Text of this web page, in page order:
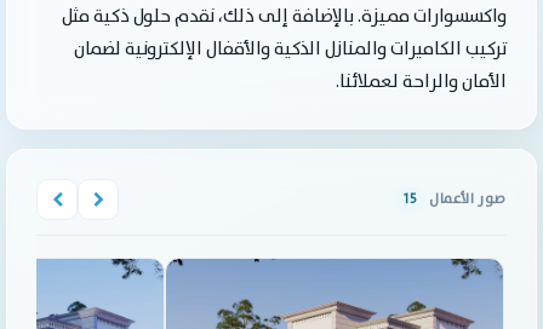
واكسسوارات مميزة. بالإضافة إلى ذلك، نقدم حلول ذكية مثل
تركيب الكاميرات والمنازل الذكية والأقفال الإلكترونية لضمان
الأمان والراحة لعملائنا.
صور الأعمال 15